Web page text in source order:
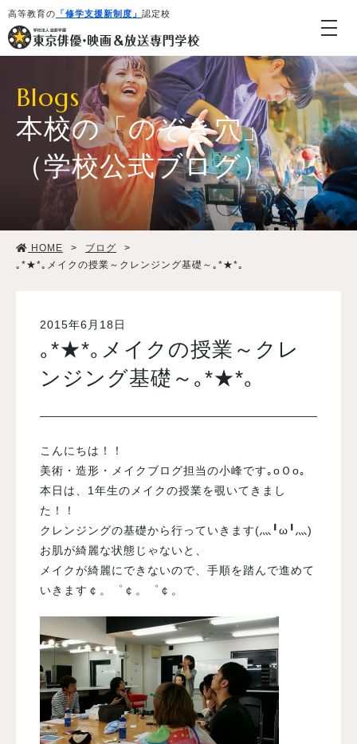
高等教育の 「修学支援新制度」 認定校
学校紹介・教育システム
専攻・コース紹介
就職・デビュー
学校情報
訪問者別メニュー
Blogs
本校の「のぞき穴」
（学校公式ブログ）
HOME > ブログ
>
｡*★*｡メイクの授業～クレンジング基礎～｡*★*｡
2015年6月18日
｡*★*｡メイクの授業～クレ
ンジング基礎～｡*★*｡
こんにちは！！
美術・造形・メイクブログ担当の小峰です｡oＯo｡
本日は、1年生のメイクの授業を覗いてきまし
た！！
クレンジングの基礎から行っていきます(灬╹ω╹灬)
お肌が綺麗な状態じゃないと、
メイクが綺麗にできないので、手順を踏んで進めて
いきます￠。゜￠。゜￠。